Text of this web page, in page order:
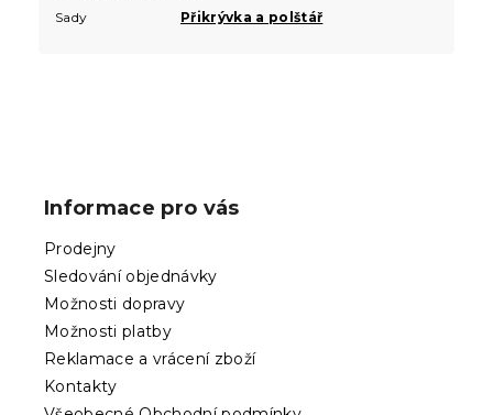
Sady
Přikrývka a polštář
Informace pro vás
Prodejny
Sledování objednávky
Možnosti dopravy
Možnosti platby
Reklamace a vrácení zboží
Kontakty